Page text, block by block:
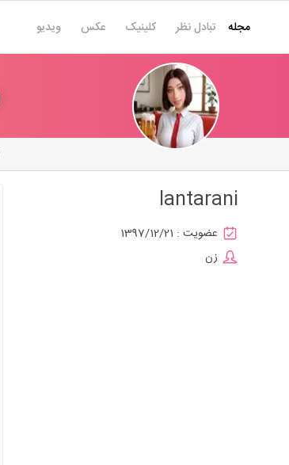
مجله تبادل نظر کلینیک عکس ویدیو
lantarani
عضویت : 1397/12/21
زن